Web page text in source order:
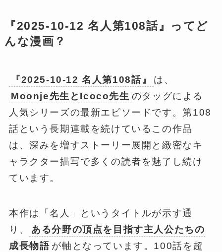
『2025-10-12 名人第108話』ってど
んな漫画？
『2025-10-12 名人第108話』
は、
Moonje先生とIcoco先生 のタッグによる
人気シリーズの最新エピソードです。第108
話という長期連載を続けているこの作品
は、深みを増すストーリー展開と緻密なキ
ャラクター描写で多くの読者を魅了し続け
ています。
本作は「名人」というタイトルが示す通
り、
ある分野の頂点を目指す主人公たちの
成長物語 が軸となっています。100話を超